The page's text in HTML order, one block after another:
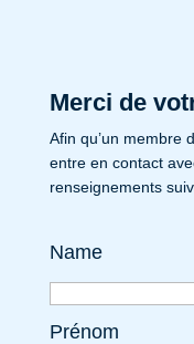
Merci de
Afin qu’un membre
entre en contact
renseignements
Name
Prénom